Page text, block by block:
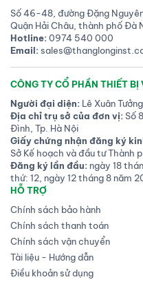
Số 46-48, đường Đặng
Quận Hải Châu, thành phố Đà
Hotline:0974 540 000
Email:
CÔNG TY CỔ PHẦN THIẾT
Người đại diện: Lê Xuân Tưởng
Địa chỉ trụ sở của đơn vị:Số
Đình, Tp. Hà Nội
Giấy chứng nhận đăng ký
Sở Kế hoạch và đầu tư Thành
Đăng ký lần đầu: ngày 18
thứ: 12, ngày 12 tháng 8 năm
HỖ TRỢ
Chính sách bảo hành
Chính sách thanh toán
Chính sách vận chuyển
Tài liệu - Hướng dẫn
Điều khoản sử dụng